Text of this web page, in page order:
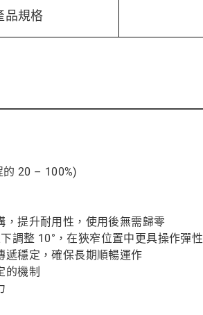
品規格
的 20 – 100%)
，提升耐用性，使用後無需歸零
調整 10°，在狹窄位置中更具操作彈性
遞穩定，確保長期順暢運作
的機制